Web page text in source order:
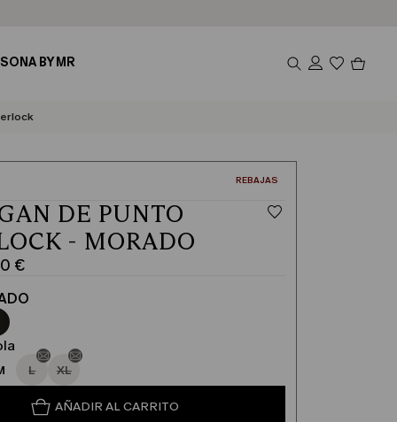
BY MR
CATEGORÍA:
REBAJAS
DE PUNTO
- MORADO
€
L XL
AÑADIR AL CARRITO